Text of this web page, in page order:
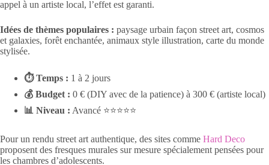
appel à un artiste local, l’effet est garanti.
Idées de thèmes populaires : paysage urbain façon street art, cosmos
et galaxies, forêt enchantée, animaux style illustration, carte du monde
stylisée.
⏱ Temps : 1 à 2 jours
💰 Budget : 0 € (DIY avec de la patience) à 300 € (artiste local)
📊 Niveau : Avancé ⭐⭐⭐⭐⭐
Pour un rendu street art authentique, des sites comme Hard Deco
proposent des fresques murales sur mesure spécialement pensées pour
les chambres d’adolescents.